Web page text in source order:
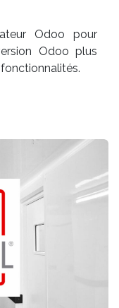
Odoo pour
Odoo plus